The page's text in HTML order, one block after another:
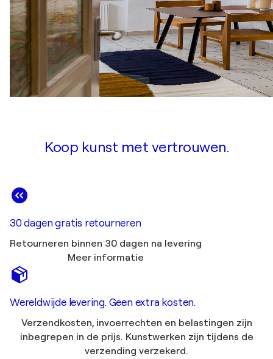
Koop kunst met vertrouwen.
30 dagen gratis retourneren
Retourneren binnen 30 dagen na levering
Meer informatie
Wereldwijde levering. Geen extra kosten.
Verzendkosten, invoerrechten en belastingen zijn
inbegrepen in de prijs. Kunstwerken zijn tijdens de
verzending verzekerd.